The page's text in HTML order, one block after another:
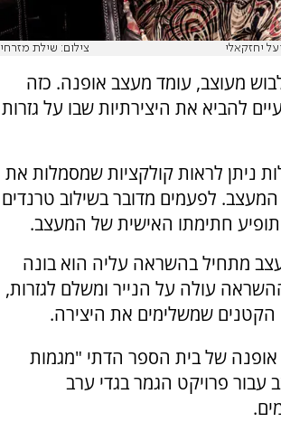
יחזקאלי צילום: שילת מזרחי
מעוצב, עומד מעצב אופנה. כזה
להביא את היצירתיות שבו על גזרות
ניתן לראות קולקציות שמסמלות את
לפעמים מדובר בשילוב טרנדים
תופיע חתימתו האישית של המעצב.
מתחיל בהשראה עליה הוא בונה
עולה על הנייר ומשלם לגזרות,
הקטנים שמשלימים את היצירה.
אופנה של בית הספר הדתי "מגמות
עבור פרויקט הגמר בגדי ערב